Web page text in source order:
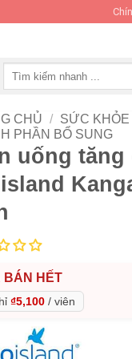
CHỦ / SỨC
PHẦN BỔ SUNG
uống
HẾT
₫5,100 / viên